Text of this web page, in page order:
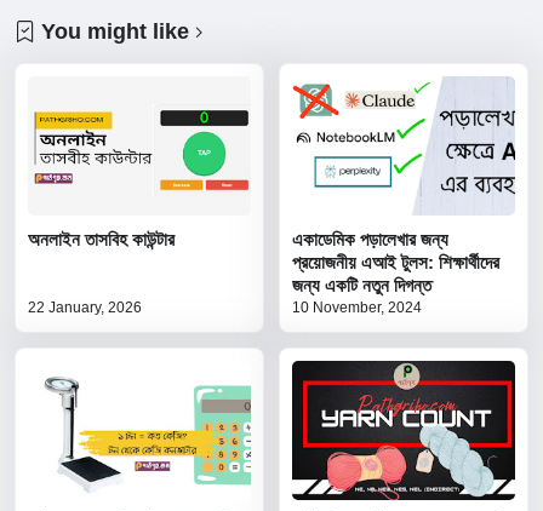
You might like
অনলাইন তাসবিহ কাউন্টার
22 January, 2026
একাডেমিক পড়ালেখার জন্য
প্রয়োজনীয় এআই টুলস: শিক্ষার্থীদের
জন্য একটি নতুন দিগন্ত
10 November, 2024